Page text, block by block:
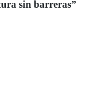
sin barreras”